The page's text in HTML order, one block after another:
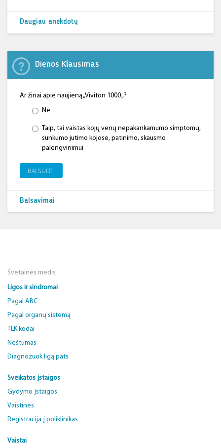
Daugiau anekdotų
Dienos Klausimas
Ar žinai apie naujieną „Viviton 1000 „?
Ne
Taip, tai vaistas kojų venų nepakankamumo simptomų,
sunkumo jutimo kojose, patinimo, skausmo
palengvinimui
BALSUOTI
Balsavimai
Svetainės medis
Ligos ir sindromai
Pagal ABC
Pagal organų sistemą
TLK kodai
Nėštumas
Diagnozuok ligą pats
Sveikatos įstaigos
Gydymo įstaigos
Vaistinės
Registracija į poliklinikas
Vaistai